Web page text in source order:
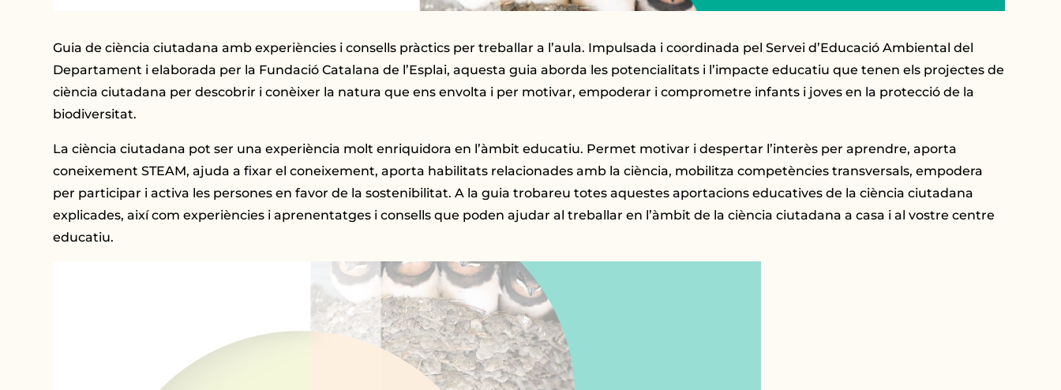
Guia de ciència ciutadana amb experiències i consells pràctics per treballar a l’aula. Impulsada i coordinada pel Servei d’Educació Ambiental del
Departament i elaborada per la Fundació Catalana de l’Esplai, aquesta guia aborda les potencialitats i l’impacte educatiu que tenen els projectes de
ciència ciutadana per descobrir i conèixer la natura que ens envolta i per motivar, empoderar i comprometre infants i joves en la protecció de la
biodiversitat.
La ciència ciutadana pot ser una experiència molt enriquidora en l’àmbit educatiu. Permet motivar i despertar l’interès per aprendre, aporta
coneixement STEAM, ajuda a fixar el coneixement, aporta habilitats relacionades amb la ciència, mobilitza competències transversals, empodera
per participar i activa les persones en favor de la sostenibilitat. A la guia trobareu totes aquestes aportacions educatives de la ciència ciutadana
explicades, així com experiències i aprenentatges i consells que poden ajudar al treballar en l’àmbit de la ciència ciutadana a casa i al vostre centre
educatiu.